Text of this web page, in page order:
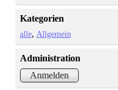
Kategorien
alle Allgemein
Administration
Anmelden